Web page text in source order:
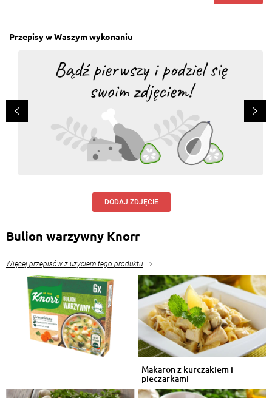
Przepisy w Waszym wykonaniu
DODAJ ZDJĘCIE
Bulion warzywny Knorr
Więcej przepisów z użyciem tego produktu
Makaron z kurczakiem i
pieczarkami